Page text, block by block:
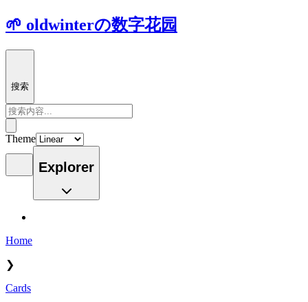
🌱 oldwinterの数字花园
搜索
Theme
Explorer
Home
❯
Cards